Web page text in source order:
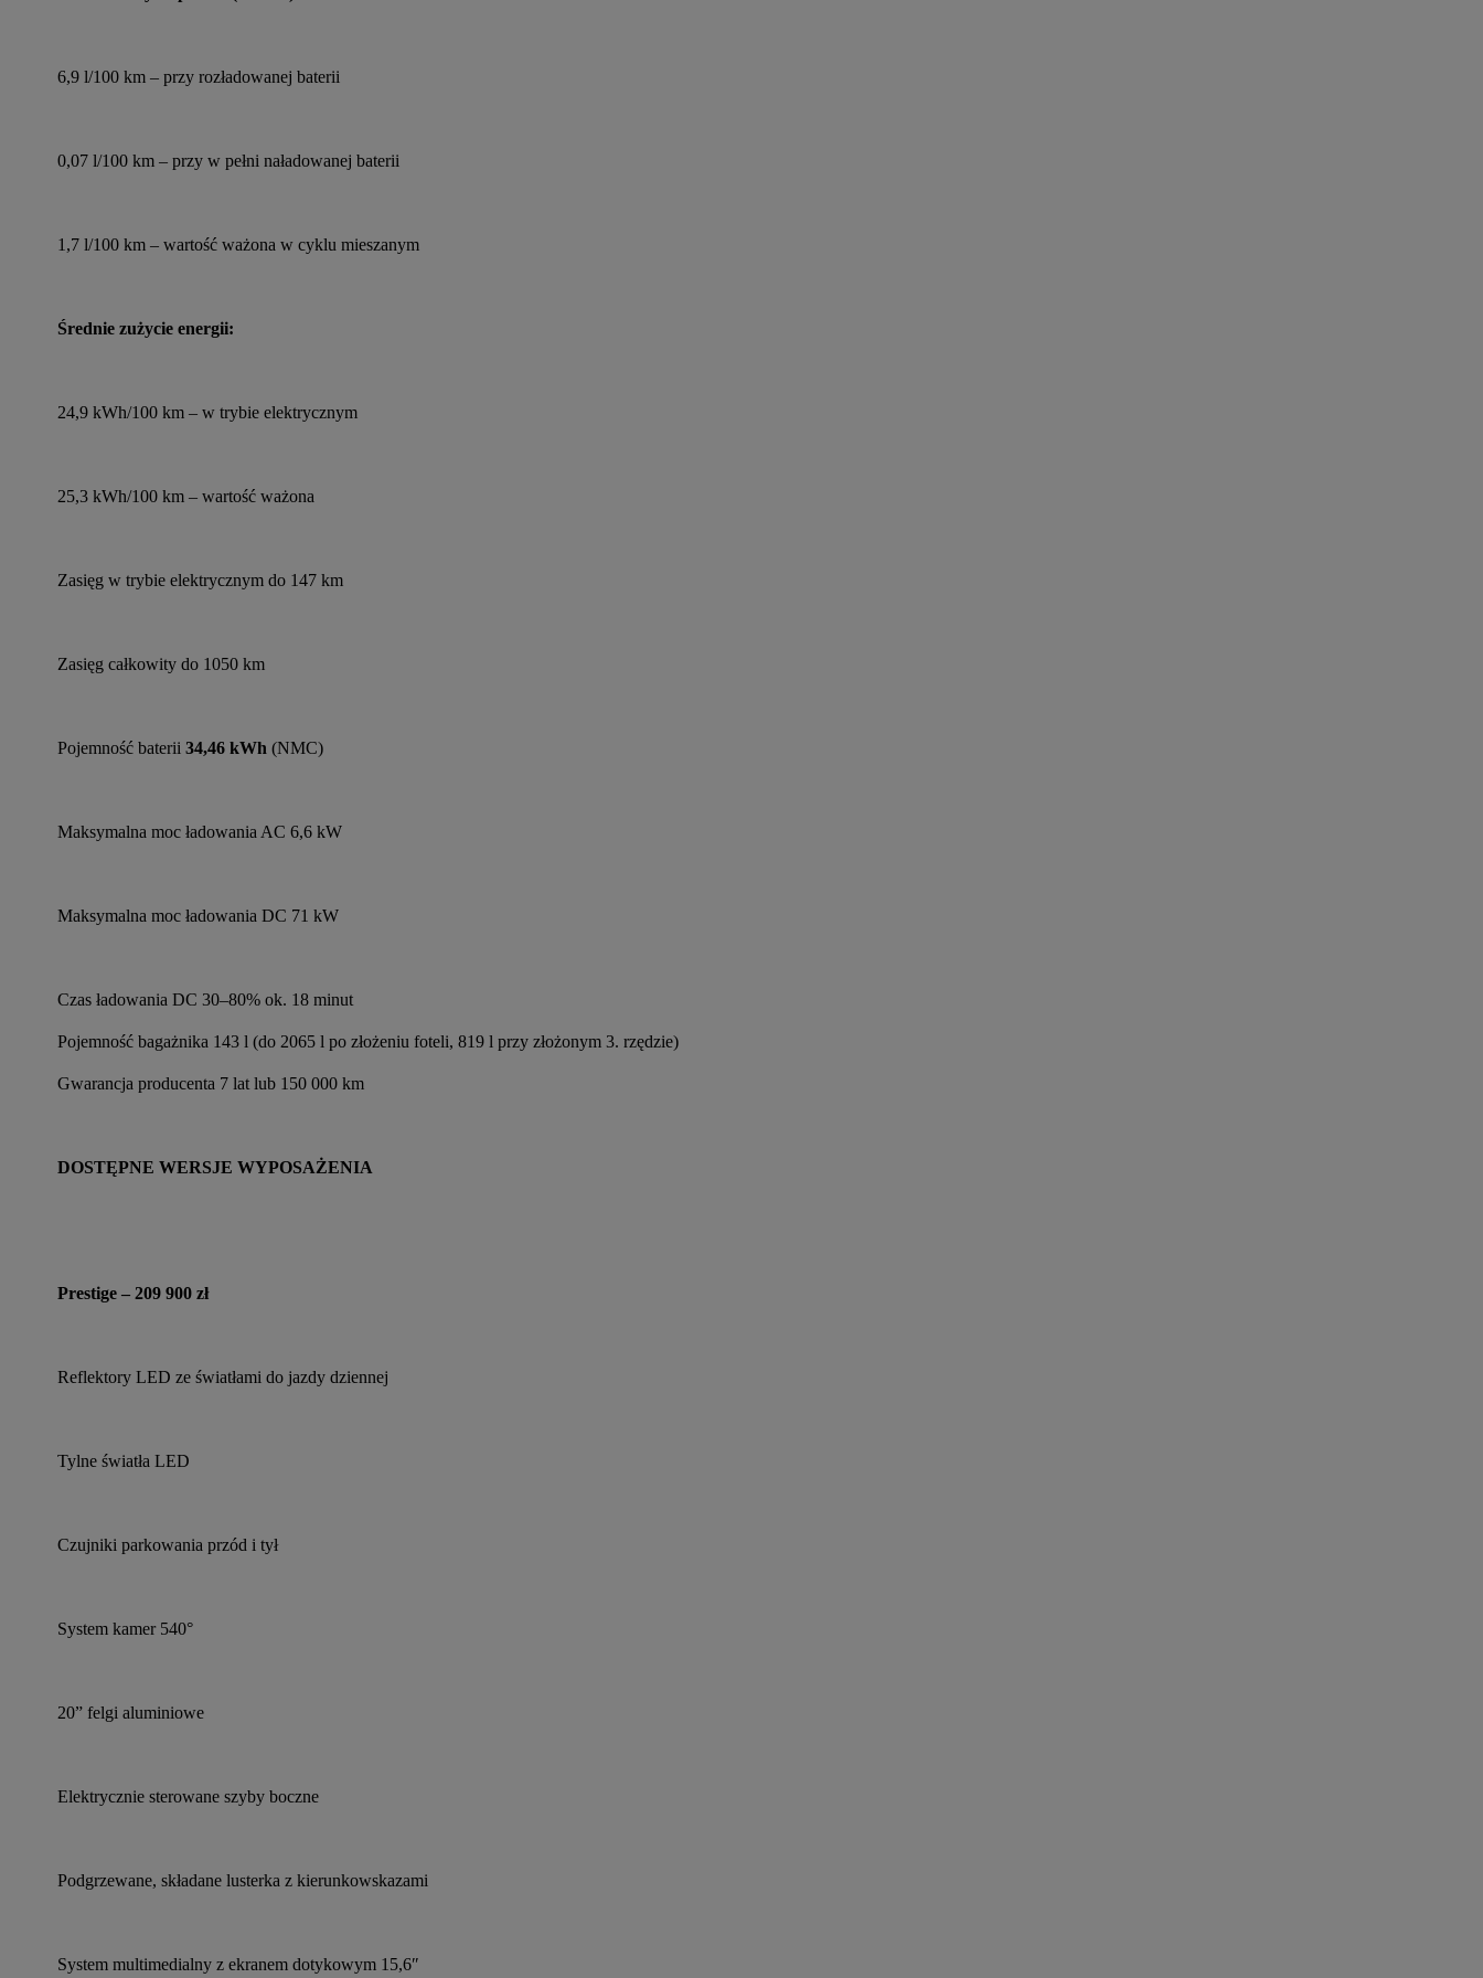
6,9 l/100 km – przy rozładowanej baterii
0,07 l/100 km – przy w pełni naładowanej baterii
1,7 l/100 km – wartość ważona w cyklu mieszanym
Średnie zużycie energii:
24,9 kWh/100 km – w trybie elektrycznym
25,3 kWh/100 km – wartość ważona
Zasięg w trybie elektrycznym do 147 km
Zasięg całkowity do 1050 km
Pojemność baterii 34,46 kWh (NMC)
Maksymalna moc ładowania AC 6,6 kW
Maksymalna moc ładowania DC 71 kW
Czas ładowania DC 30–80% ok. 18 minut
Pojemność bagażnika 143 l (do 2065 l po złożeniu foteli, 819 l przy złożonym 3. rzędzie)
Gwarancja producenta 7 lat lub 150 000 km
DOSTĘPNE WERSJE WYPOSAŻENIA
Prestige – 209 900 zł
Reflektory LED ze światłami do jazdy dziennej
Tylne światła LED
Czujniki parkowania przód i tył
System kamer 540°
20” felgi aluminiowe
Elektrycznie sterowane szyby boczne
Podgrzewane, składane lusterka z kierunkowskazami
System multimedialny z ekranem dotykowym 15,6″